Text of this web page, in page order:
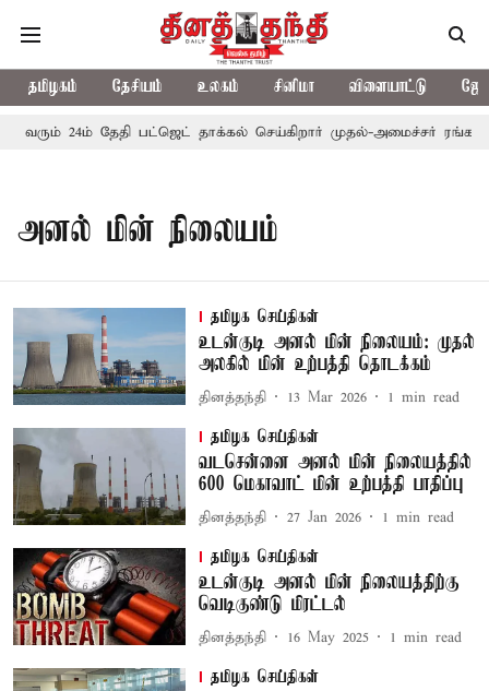
தமிழகம் தேசியம் உலகம் சினிமா விளையாட்டு
வரும் 24ம் தேதி பட்ஜெட் தாக்கல் செய்கிறார் முதல்-அமைச்சர் ரங்கசாமி
அனல் மின் நிலையம்
தமிழக செய்திகள்
உடன்குடி அனல் மின் நிலையம்: முதல்
அலகில் மின் உற்பத்தி தொடக்கம்
தினத்தந்தி 13 Mar 2026 1 min read
தமிழக செய்திகள்
வடசென்னை அனல் மின் நிலையத்தில்
600 மெகாவாட் மின் உற்பத்தி பாதிப்பு
தினத்தந்தி 27 Jan 2026 1 min read
தமிழக செய்திகள்
உடன்குடி அனல் மின் நிலையத்திற்கு
வெடிகுண்டு மிரட்டல்
தினத்தந்தி 16 May 2025 1 min read
தமிழக செய்திகள்